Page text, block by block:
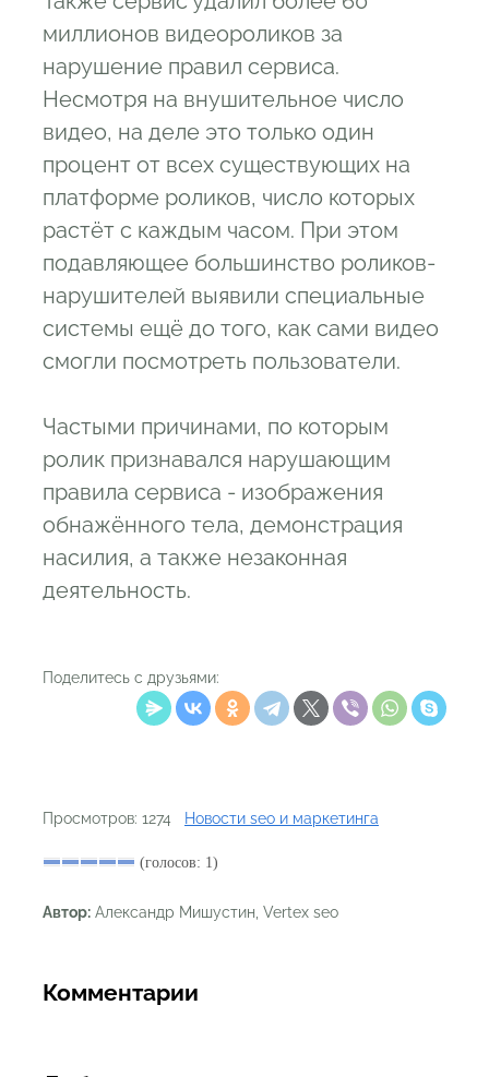
миллионов видеороликов за
нарушение правил сервиса.
Несмотря на внушительное число
видео, на деле это только один
процент от всех существующих на
платформе роликов, число которых
растёт с каждым часом. При этом
подавляющее большинство роликов-
нарушителей выявили специальные
системы ещё до того, как сами видео
смогли посмотреть пользователи.
Частыми причинами, по которым
ролик признавался нарушающим
правила сервиса - изображения
обнажённого тела, демонстрация
насилия, а также незаконная
деятельность.
Поделитесь с друзьями:
Просмотров: 1274 Новости seo и маркетинга
(голосов: 1)
Автор: Александр Мишустин, Vertex seo
Комментарии